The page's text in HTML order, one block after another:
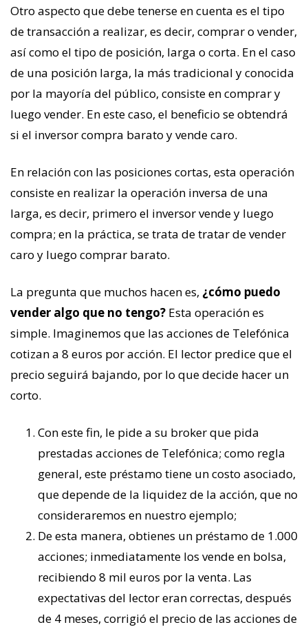
Otro aspecto que debe tenerse en cuenta es el tipo
de transacción a realizar, es decir, comprar o vender,
así como el tipo de posición, larga o corta. En el caso
de una posición larga, la más tradicional y conocida
por la mayoría del público, consiste en comprar y
luego vender. En este caso, el beneficio se obtendrá
si el inversor compra barato y vende caro.
En relación con las posiciones cortas, esta operación
consiste en realizar la operación inversa de una
larga, es decir, primero el inversor vende y luego
compra; en la práctica, se trata de tratar de vender
caro y luego comprar barato.
La pregunta que muchos hacen es, ¿cómo puedo
vender algo que no tengo? Esta operación es
simple. Imaginemos que las acciones de Telefónica
cotizan a 8 euros por acción. El lector predice que el
precio seguirá bajando, por lo que decide hacer un
corto.
Con este fin, le pide a su broker que pida
prestadas acciones de Telefónica; como regla
general, este préstamo tiene un costo asociado,
que depende de la liquidez de la acción, que no
consideraremos en nuestro ejemplo;
De esta manera, obtienes un préstamo de 1.000
acciones; inmediatamente los vende en bolsa,
recibiendo 8 mil euros por la venta. Las
expectativas del lector eran correctas, después
de 4 meses, corrigió el precio de las acciones de